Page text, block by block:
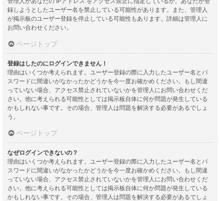
録しようとしたユーザー名を禁止している可能性があります。また、管理人
が掲示板のユーザー登録を停止している可能性もあります。詳細は管理人に
お問い合わせください。
ページトップ
登録はしたのにログインできません！
理由はいくつか考えられます。ユーザー登録の際に入力したユーザー名とパ
スワードに間違いがなかったかどうかを今一度お確かめください。もし間違
っていない場合、アクセス禁止されていないかを管理人にお問い合わせくだ
さい。他に考えられる可能性としては掲示板自体に何か問題が発生している
かもしれない事です。その場合、管理人は問題を解決する必要があるでしょ
う。
ページトップ
なぜログインできないの？
理由はいくつか考えられます。ユーザー登録の際に入力したユーザー名とパ
スワードに間違いがなかったかどうかを今一度お確かめください。もし間違
っていない場合、アクセス禁止されていないかを管理人にお問い合わせくだ
さい。他に考えられる可能性としては掲示板自体に何か問題が発生している
かもしれない事です。その場合、管理人は問題を解決する必要があるでしょ